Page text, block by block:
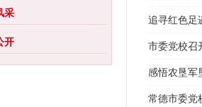
采
开
追寻红色足
市委党校召
感悟农垦军
常德市委党